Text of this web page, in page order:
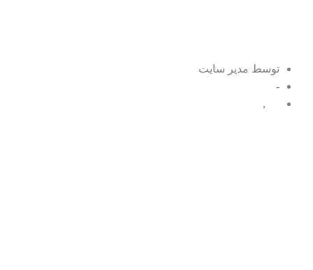
توسط مدیر سایت
-
,